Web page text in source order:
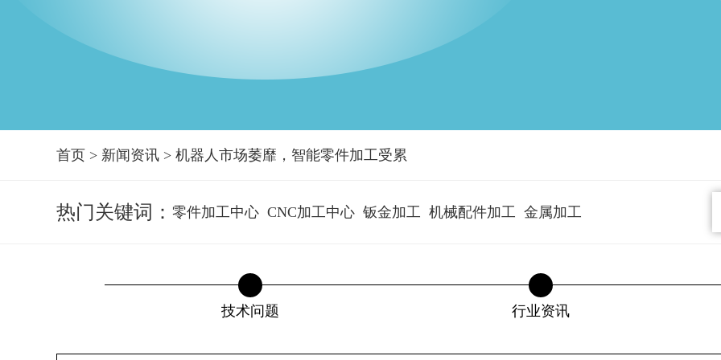
首页 > 新闻资讯 >机器人市场萎靡，智能零件加工受累
热门关键词： 零件加工中心 CNC加工中心 钣金加工 机械配件加工 金属加工
技术问题 行业资讯